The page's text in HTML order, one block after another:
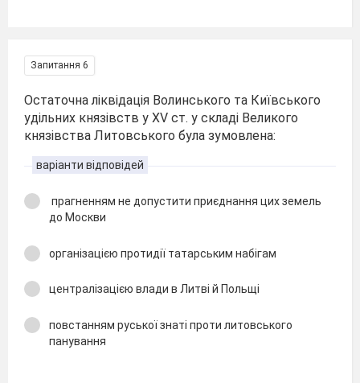
Запитання 6
Остаточна ліквідація Волинського та Київського
удільних князівств у ХV ст. у складі Великого
князівства Литовського була зумовлена:
варіанти відповідей
прагненням не допустити приєднання цих земель
до Москви
організацією протидії татарським набігам
централізацією влади в Литві й Польщі
повстанням руської знаті проти литовського
панування